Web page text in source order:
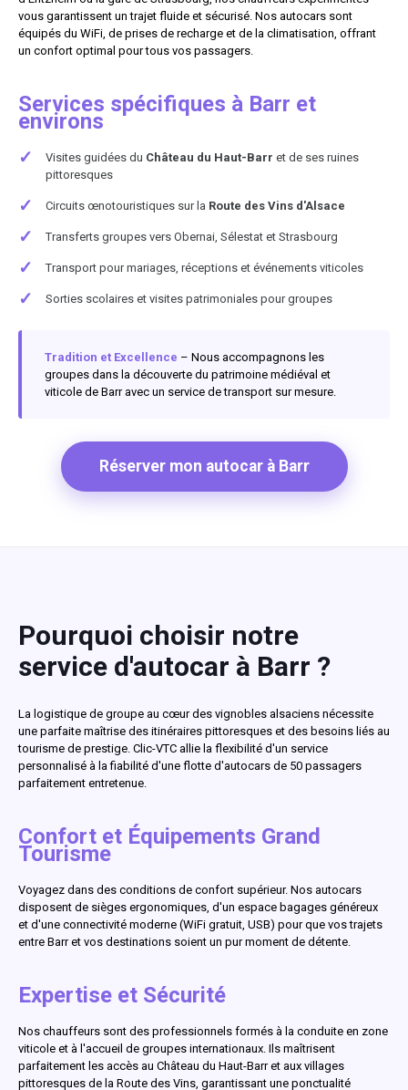
vous garantissent un trajet fluide et sécurisé. Nos autocars sont
équipés du WiFi, de prises de recharge et de la climatisation, offrant
un confort optimal pour tous vos passagers.
Services spécifiques à Barr et
environs
✓ Visites guidées du Château du Haut-Barr et de ses ruines
pittoresques
✓ Circuits œnotouristiques sur la Route des Vins d'Alsace
✓ Transferts groupes vers Obernai, Sélestat et Strasbourg
✓ Transport pour mariages, réceptions et événements viticoles
✓ Sorties scolaires et visites patrimoniales pour groupes
Tradition et Excellence – Nous accompagnons les
groupes dans la découverte du patrimoine médiéval et
viticole de Barr avec un service de transport sur mesure.
Réserver mon autocar à Barr
Pourquoi choisir notre
service d'autocar à Barr ?
La logistique de groupe au cœur des vignobles alsaciens nécessite
une parfaite maîtrise des itinéraires pittoresques et des besoins liés au
tourisme de prestige. Clic-VTC allie la flexibilité d'un service
personnalisé à la fiabilité d'une flotte d'autocars de 50 passagers
parfaitement entretenue.
Confort et Équipements Grand
Tourisme
Voyagez dans des conditions de confort supérieur. Nos autocars
disposent de sièges ergonomiques, d'un espace bagages généreux
et d'une connectivité moderne (WiFi gratuit, USB) pour que vos trajets
entre Barr et vos destinations soient un pur moment de détente.
Expertise et Sécurité
Nos chauffeurs sont des professionnels formés à la conduite en zone
viticole et à l'accueil de groupes internationaux. Ils maîtrisent
parfaitement les accès au Château du Haut-Barr et aux villages
pittoresques de la Route des Vins, garantissant une ponctualité